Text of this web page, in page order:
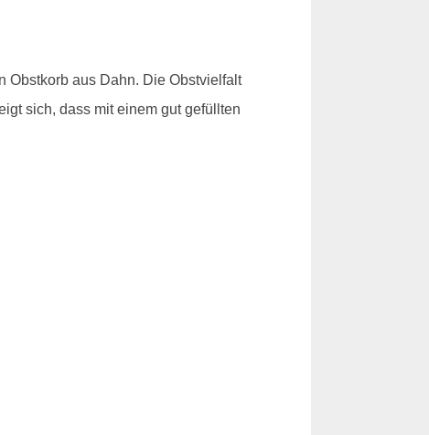
Obstkorb aus Dahn. Die Obstvielfalt
sich, dass mit einem gut gefüllten